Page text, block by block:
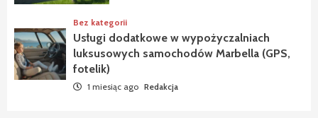
Bez kategorii
Usługi dodatkowe w wypożyczalniach
luksusowych samochodów Marbella (GPS,
fotelik)
1 miesiąc ago Redakcja